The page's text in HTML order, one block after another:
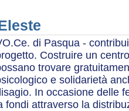
di Pasqua -
Costruire un
trovare
e solidarietà
In occasione delle
fondi attraverso la